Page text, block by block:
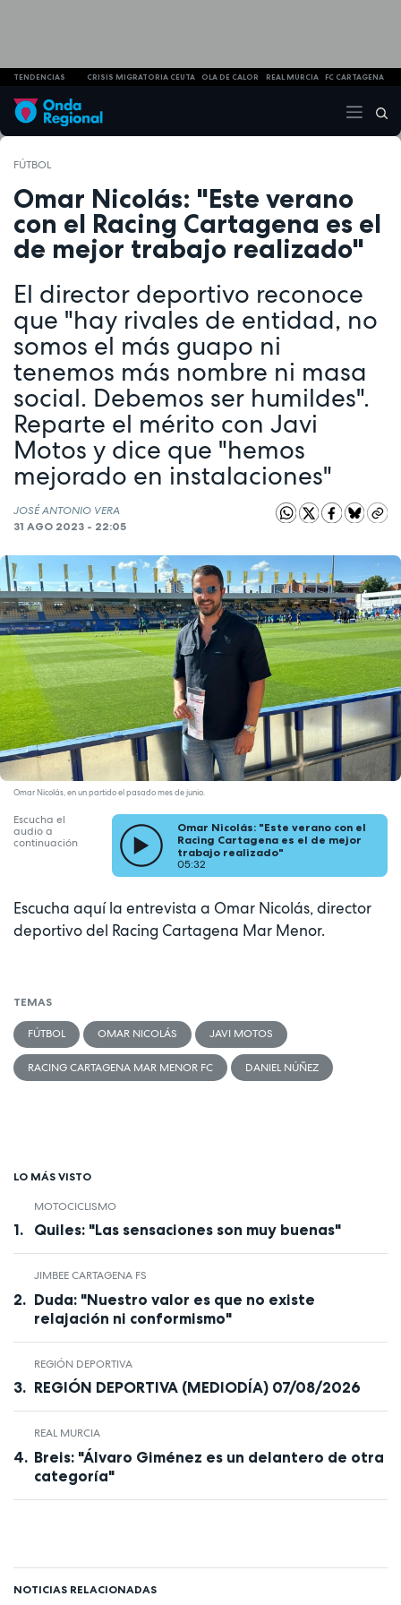
TENDENCIAS CRISIS MIGRATORIA CEUTA OLA DE CALOR REAL MURCIA FC CARTAGENA
FÚTBOL
Omar Nicolás: "Este verano
con el Racing Cartagena es el
de mejor trabajo realizado"
El director deportivo reconoce
que "hay rivales de entidad, no
somos el más guapo ni
tenemos más nombre ni masa
social. Debemos ser humildes".
Reparte el mérito con Javi
Motos y dice que "hemos
mejorado en instalaciones"
JOSÉ ANTONIO VERA
31 AGO 2023 - 22:05
Omar Nicolás, en un partido el pasado mes de junio.
Escucha el
audio a
continuación
Omar Nicolás: "Este verano con el
Racing Cartagena es el de mejor
trabajo realizado"
05:32
Escucha aquí la entrevista a Omar Nicolás, director
deportivo del Racing Cartagena Mar Menor.
TEMAS
FÚTBOL OMAR NICOLÁS JAVI MOTOS
RACING CARTAGENA MAR MENOR FC DANIEL NÚÑEZ
LO MÁS VISTO
MOTOCICLISMO
Quiles: "Las sensaciones son muy buenas"
JIMBEE CARTAGENA FS
Duda: "Nuestro valor es que no existe
relajación ni conformismo"
REGIÓN DEPORTIVA
REGIÓN DEPORTIVA (MEDIODÍA) 07/08/2026
REAL MURCIA
Breis: "Álvaro Giménez es un delantero de otra
categoría"
NOTICIAS RELACIONADAS